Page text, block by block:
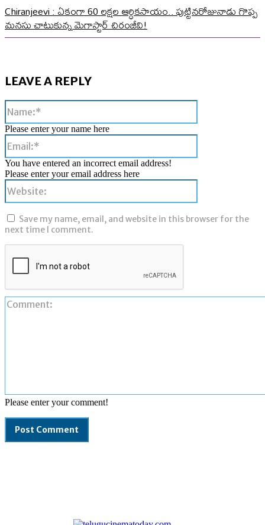
Chiranjeevi : ఏకంగా 60 లక్షల ఆర్ధికసాయం.. పుట్టినరోజునాడు గొప్ప
మనసు చాటుకున్న మెగాస్టార్ చిరంజీవి!
LEAVE A REPLY
Please enter your comment!
Please enter your name here
You have entered an incorrect email address!
Please enter your email address here
Save my name, email, and website in this browser for the
next time I comment.